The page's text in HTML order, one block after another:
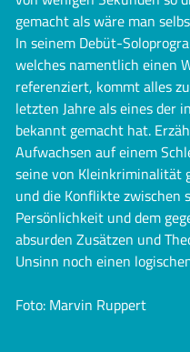
gemacht als wäre man
In seinem Debüt-
welches namentlich einen
referenziert, kommt alles
letzten Jahre als eines der
bekannt gemacht hat.
Aufwachsen auf einem
seine von Kleinkriminalität
und die Konflikte zwischen
Persönlichkeit und dem
absurden Zusätzen und
Unsinn noch einen
Foto: Marvin Ruppert